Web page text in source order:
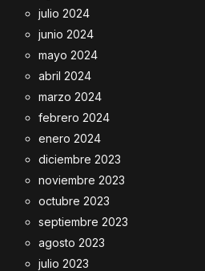
julio 2024
junio 2024
mayo 2024
abril 2024
marzo 2024
febrero 2024
enero 2024
diciembre 2023
noviembre 2023
octubre 2023
septiembre 2023
agosto 2023
julio 2023